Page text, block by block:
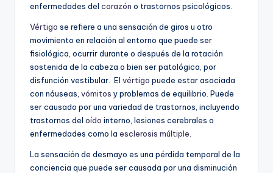
enfermedades del corazón o trastornos psicológicos.
Vértigo se refiere a una sensación de giros u otro
movimiento en relación al entorno que puede ser
fisiológica, ocurrir durante o después de la rotación
sostenida de la cabeza o bien ser patológica, por
disfunción vestibular. El vértigo puede estar asociada
con náuseas, vómitos y problemas de equilibrio. Puede
ser causado por una variedad de trastornos, incluyendo
trastornos del oído interno, lesiones cerebrales o
enfermedades como la esclerosis múltiple
La sensación de desmayo es una pérdida temporal de la
conciencia que puede ser causada por una disminución